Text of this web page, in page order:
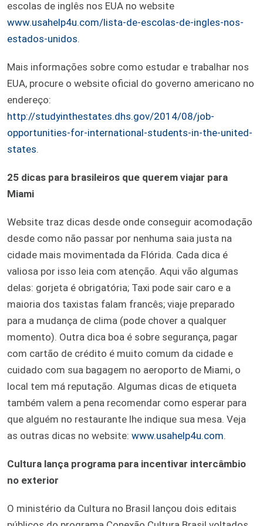
escolas de inglês nos EUA no website
www.usahelp4u.com/lista-de-escolas-de-ingles-nos-
estados-unidos.
Mais informações sobre como estudar e trabalhar nos
EUA, procure o website oficial do governo americano no
endereço:
http://studyinthestates.dhs.gov/2014/08/job-
opportunities-for-international-students-in-the-united-
states.
25 dicas para brasileiros que querem viajar para
Miami
Website traz dicas desde onde conseguir acomodação
desde como não passar por nenhuma saia justa na
cidade mais movimentada da Flórida. Cada dica é
valiosa por isso leia com atenção. Aqui vão algumas
delas: gorjeta é obrigatória; Taxi pode sair caro e a
maioria dos taxistas falam francês; viaje preparado
para a mudança de clima (pode chover a qualquer
momento). Outra dica boa é sobre segurança, pagar
com cartão de crédito é muito comum da cidade e
cuidado com sua bagagem no aeroporto de Miami, o
local tem má reputação. Algumas dicas de etiqueta
também valem a pena recomendar como esperar para
que alguém no restaurante lhe indique sua mesa. Veja
as outras dicas no website: www.usahelp4u.com.
Cultura lança programa para incentivar intercâmbio
no exterior
O ministério da Cultura no Brasil lançou dois editais